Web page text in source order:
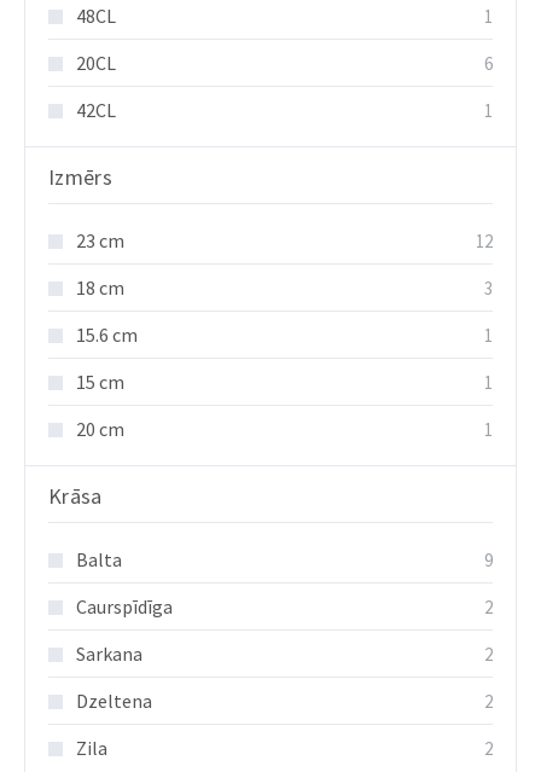
48CL 1
20CL 6
42CL 1
Izmērs
23 cm 12
18 cm 3
15.6 cm 1
15 cm 1
20 cm 1
Krāsa
Balta 9
Caurspīdīga 2
Sarkana 2
Dzeltena 2
Zila 2